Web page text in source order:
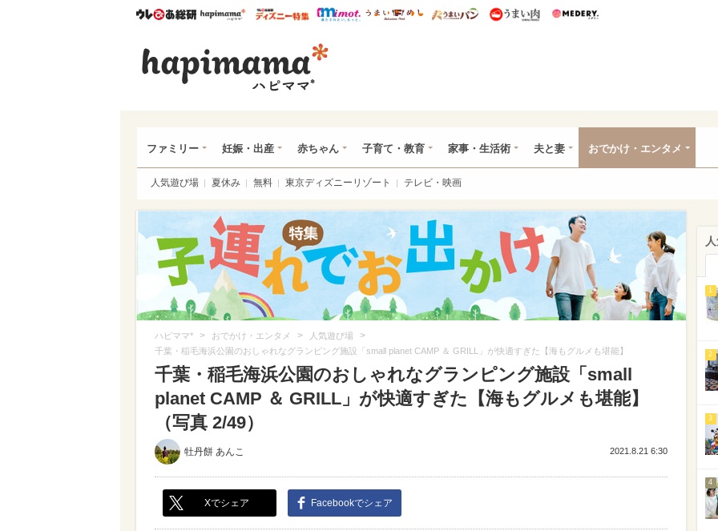
ウレぴあ総研ハピママ* ウレぴあ総研 ディズニー特集
mimot. うまいめし うまいパン うまい肉
ファミリー 妊娠・出産 赤ちゃん 子育て・教育 家事・生活術 夫と妻 おでかけ・エンタメ
人気遊び場 夏休み 無料 東京ディズニーリゾート テレビ・映画
ハピママ* > おでかけ・エンタメ > 人気遊び場 >
千葉・稲毛海浜公園のおしゃれなグランピング施設「small planet CAMP ＆ GRILL」が快適すぎた【海もグルメも堪能】
千葉・稲毛海浜公園のおしゃれなグランピング施設「small
planet CAMP ＆ GRILL」が快適すぎた【海もグルメも堪能】
（写真 2/49）
牡丹餅 あんこ 2021.8.21 6:30
Xでシェア Facebookでシェア
1
2
3
4